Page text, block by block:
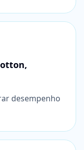
desempenho